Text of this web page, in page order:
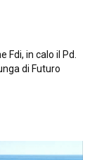
Fdi, in calo il Pd.
di Futuro